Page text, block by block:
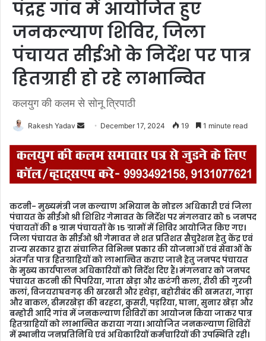
पंद्रह गांव में आयोजित हुए
जनकल्याण शिविर, जिला
पंचायत सीईओ के निर्देश पर पात्र
हितग्राही हो रहे लाभान्वित
कलयुग की कलम से सोनू त्रिपाठी
Rakesh Yadav
n
d
a
e
m
a
i
l
December 17, 2024 19 1 minute read
कटनी- मुख्यमंत्री जन कल्याण अभियान के नोडल अधिकारी एवं जिला
पंचायत के सीईओ श्री शिशिर गेमावत के निर्देश पर मंगलवार को 5 जनपद
पंचायतों की 8 ग्राम पंचायतों के 15 ग्रामों में शिविर आयोजित किए गए।
जिला पंचायत के सीईओ श्री गेमावत ने शत प्रतिशत सैचुरेशन हेतु केंद्र एवं
राज्य सरकार द्वारा संचालित विभिन्न प्रकार की योजनाओं एवं सेवाओं के
अंतर्गत पात्र हितग्राहियों को लाभान्वित कराए जाने हेतु जनपद पंचायत
के मुख्य कार्यपालन अधिकारियों को निर्देश दिए हैं। मंगलवार को जनपद
पंचायत कटनी की पिपरिया, गाता खेड़ा और कटंगी कला, रीठी की गुरजी
कलां, विजयराघवगढ़ की खरखरी और हथेड़ा, बहोरीबंद की खमतरा, गाड़ा
और बाकल, ढीमरखेड़ा की बरहटा, कुसरी, पड़रिया, घाना, सुनार खेड़ा और
बम्होरी आदि गांव में जनकल्याण शिविरों का आयोजन किया जाकर पात्र
हितग्राहियों को लाभान्वित कराया गया। आयोजित जनकल्याण शिविरों
में स्थानीय जनप्रतिनिधि एवं अधिकारियों कर्मचारियों की उपस्थिति रही।